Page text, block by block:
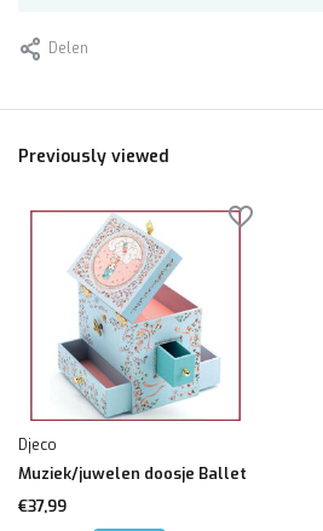
Delen
Previously viewed
Djeco
Muziek/juwelen doosje Ballet
€37,99